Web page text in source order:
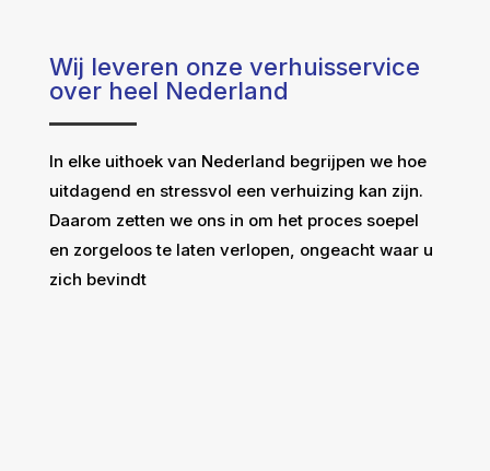
Wij leveren onze verhuisservice
over heel Nederland
In elke uithoek van Nederland begrijpen we hoe
uitdagend en stressvol een verhuizing kan zijn.
Daarom zetten we ons in om het proces soepel
en zorgeloos te laten verlopen, ongeacht waar u
zich bevindt